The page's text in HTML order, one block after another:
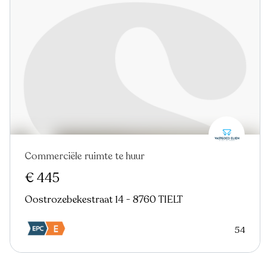
Commerciële ruimte te huur
€ 445
Oostrozebekestraat 14 - 8760 TIELT
54